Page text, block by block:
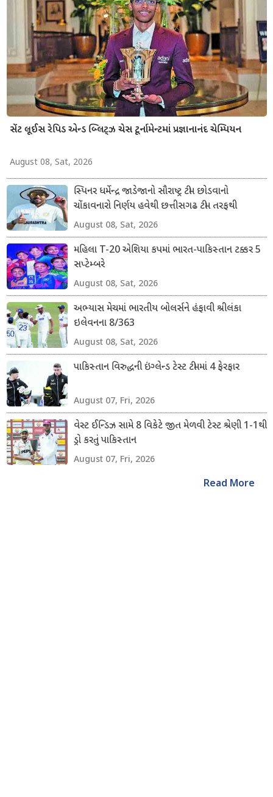
સેંટ લૂઈસ રેપિડ એન્ડ બ્લિટ્ઝ ચેસ ટૂર્નામેન્ટમાં પ્રજ્ઞાનાનંદ ચેમ્પિયન
August 08, Sat, 2026
સ્પિનર ધર્મેન્દ્ર જાડેજાનો સૌરાષ્ટ્ર ટીમ છોડવાનો
ચોંકાવનારો નિર્ણય હવેથી છત્તીસગઢ ટીમ તરફથી
ડોમેસ્ટિક ક્રિકેટ રમશે
August 08, Sat, 2026
મહિલા T-20 એશિયા કપમાં ભારત-પાકિસ્તાન ટક્કર 5
સપ્ટેમ્બરે
August 08, Sat, 2026
અભ્યાસ મેચમાં ભારતીય બોલર્સને હંફાવી શ્રીલંકા
ઇલેવનના 8/363
August 08, Sat, 2026
પાકિસ્તાન વિરુદ્ધની ઇંગ્લેન્ડ ટેસ્ટ ટીમમાં 4 ફેરફાર
August 07, Fri, 2026
વેસ્ટ ઈન્ડિઝ સામે 8 વિકેટે જીત મેળવી ટેસ્ટ શ્રેણી 1-1થી
ડ્રો કરતું પાકિસ્તાન
August 07, Fri, 2026
Read More